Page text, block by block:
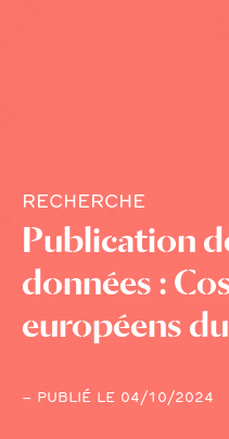
RECHERCHE
Publication
données :
européens
– PUBLIÉ LE 04/10/2024